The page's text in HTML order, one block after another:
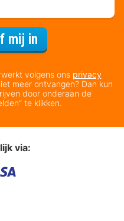
mij in
volgens ons privacy
meer ontvangen? Dan kun
door onderaan de
te klikken.
via: